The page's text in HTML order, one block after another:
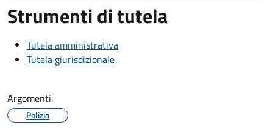
Strumenti di tutela
Tutela amministrativa
Tutela giurisdizionale
Argomenti:
Polizia